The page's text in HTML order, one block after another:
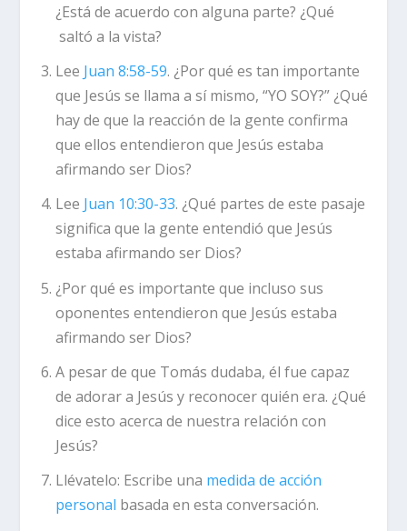
¿Está de acuerdo con alguna parte? ¿Qué
saltó a la vista?
Lee Juan 8:58-59. ¿Por qué es tan importante
que Jesús se llama a sí mismo, “YO SOY?” ¿Qué
hay de que la reacción de la gente confirma
que ellos entendieron que Jesús estaba
afirmando ser Dios?
Lee Juan 10:30-33. ¿Qué partes de este pasaje
significa que la gente entendió que Jesús
estaba afirmando ser Dios?
¿Por qué es importante que incluso sus
oponentes entendieron que Jesús estaba
afirmando ser Dios?
A pesar de que Tomás dudaba, él fue capaz
de adorar a Jesús y reconocer quién era. ¿Qué
dice esto acerca de nuestra relación con
Jesús?
Llévatelo: Escribe una medida de acción
personal basada en esta conversación.